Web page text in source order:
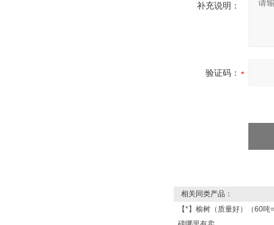
补充说明：
验证码：
相关同类产品：
【*】榆树（质量好）（60